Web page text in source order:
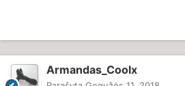
Armandas_Coolx